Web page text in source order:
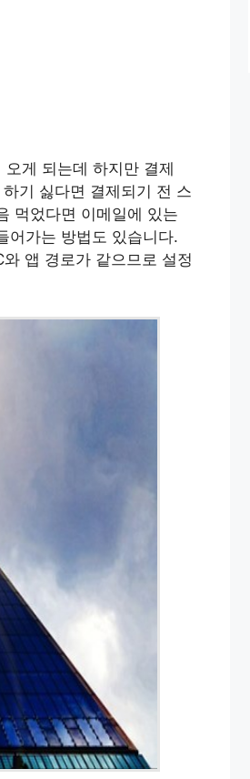
게 되는데 하지만 결제
기 싫다면 결제되기 전 스
먹었다면 이메일에 있는
어가는 방법도 있습니다.
앱 경로가 같으므로 설정